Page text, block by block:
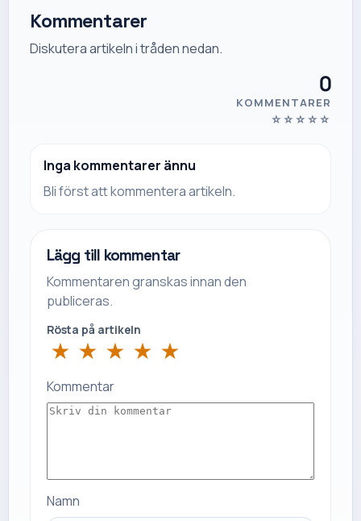
Kommentarer
Diskutera artikeln i tråden nedan.
0
KOMMENTARER
☆ ☆ ☆ ☆ ☆
Inga kommentarer ännu
Bli först att kommentera artikeln.
Lägg till kommentar
Kommentaren granskas innan den
publiceras.
Rösta på artikeln
★ ★ ★ ★ ★
Kommentar
Namn